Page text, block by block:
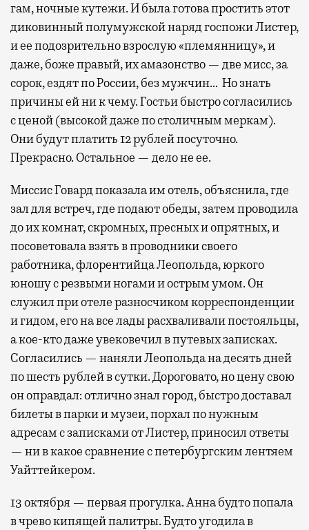
гам, ночные кутежи. И была готова простить этот
диковинный полумужской наряд госпожи Листер,
и ее подозрительно взрослую «племянницу», и
даже, боже правый, их амазонство — две мисс, за
сорок, ездят по России, без мужчин… Но знать
причины ей ни к чему. Гостьи быстро согласились
с ценой (высокой даже по столичным меркам).
Они будут платить 12 рублей посуточно.
Прекрасно. Остальное — дело не ее.
Миссис Говард показала им отель, объяснила, где
зал для встреч, где подают обеды, затем проводила
до их комнат, скромных, пресных и опрятных, и
посоветовала взять в проводники своего
работника, флорентийца Леопольда, юркого
юношу с резвыми ногами и острым умом. Он
служил при отеле разносчиком корреспонденции
и гидом, его на все лады расхваливали постояльцы,
а кое-кто даже увековечил в путевых записках.
Согласились — наняли Леопольда на десять дней
по шесть рублей в сутки. Дороговато, но цену свою
он оправдал: отлично знал город, быстро доставал
билеты в парки и музеи, порхал по нужным
адресам с записками от Листер, приносил ответы
— ни в какое сравнение с петербургским лентяем
Уайттейкером.
13 октября — первая прогулка. Анна будто попала
в чрево кипящей палитры. Будто угодила в